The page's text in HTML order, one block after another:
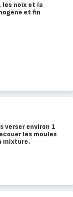
les noix et la
et fin
verser environ 1
les moules
mixture.